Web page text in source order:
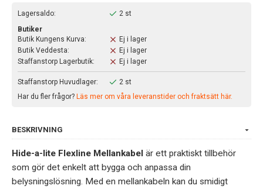
Lagersaldo:
2 st
Butiker
Butik Kungens Kurva:
Ej i lager
Butik Veddesta:
Ej i lager
Staffanstorp Lagerbutik:
Ej i lager
Staffanstorp Huvudlager:
2 st
Har du fler frågor? Läs mer om våra leveranstider och fraktsätt här.
BESKRIVNING
Hide-a-lite Flexline Mellankabel är ett praktiskt tillbehör
som gör det enkelt att bygga och anpassa din
belysningslösning. Med en mellankabeln kan du smidigt